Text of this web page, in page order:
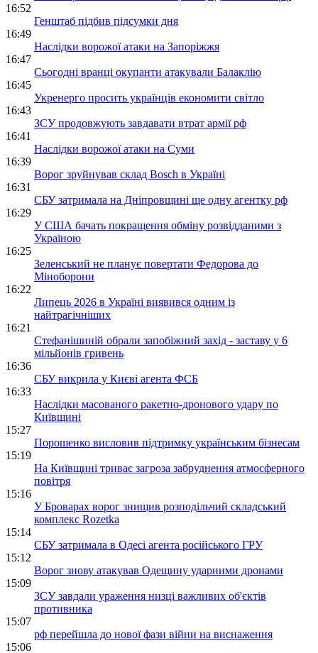
16:52
Генштаб підбив підсумки дня
16:49
Наслідки ворожої атаки на Запоріжжя
16:47
Сьогодні вранці окупанти атакували Балаклію
16:45
Укренерго просить українців економити світло
16:43
ЗСУ продовжують завдавати втрат армії рф
16:41
Наслідки ворожої атаки на Суми
16:39
Ворог зруйнував склад Bosch в Україні
16:31
СБУ затримала на Дніпровщині ще одну агентку рф
16:29
У США бачать покращення обміну розвідданими з
Україною
16:25
Зеленський не планує повертати Федорова до
Міноборони
16:22
Липець 2026 в Україні виявився одним із
найтрагічніших
16:21
Стефанішиній обрали запобіжний захід - заставу у 6
мільйонів гривень
16:36
СБУ викрила у Києві агента ФСБ
16:33
Наслідки масованого ракетно-дронового удару по
Київщині
15:27
Порошенко висловив підтримку українським бізнесам
15:19
На Київщині триває загроза забруднення атмосферного
повітря
15:16
У Броварах ворог знищив розподільчий складський
комплекс Rozetka
15:14
СБУ затримала в Одесі агента російського ГРУ
15:12
Ворог знову атакував Одещину ударними дронами
15:09
ЗСУ завдали ураження низці важливих об'єктів
противника
15:07
рф перейшла до нової фази війни на виснаження
15:06